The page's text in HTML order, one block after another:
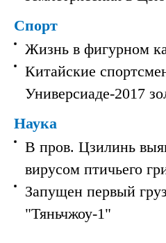
Спорт
Жизнь в фигурном
Китайские
Универсиаде-2017
Наука
В пров. Цзилинь
вирусом птичьего
Запущен первый
"Тяньчжоу-1"